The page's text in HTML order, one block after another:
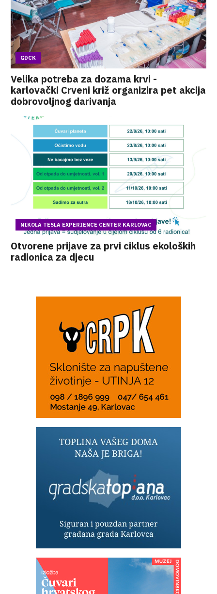
GDCK
Velika potreba za dozama krvi -
karlovački Crveni križ organizira pet akcija
dobrovoljnog darivanja
NIKOLA TESLA EXPERIENCE CENTER KARLOVAC
Otvorene prijave za prvi ciklus ekoloških
radionica za djecu